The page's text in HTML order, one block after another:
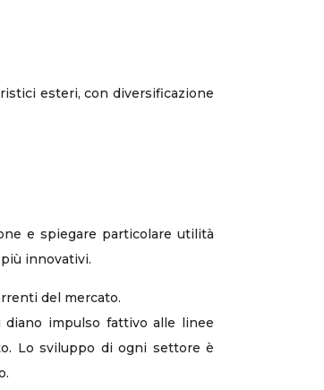
esteri, con diversificazione
e spiegare particolare utilità
innovativi.
del mercato.
impulso fattivo alle linee
Lo sviluppo di ogni settore è